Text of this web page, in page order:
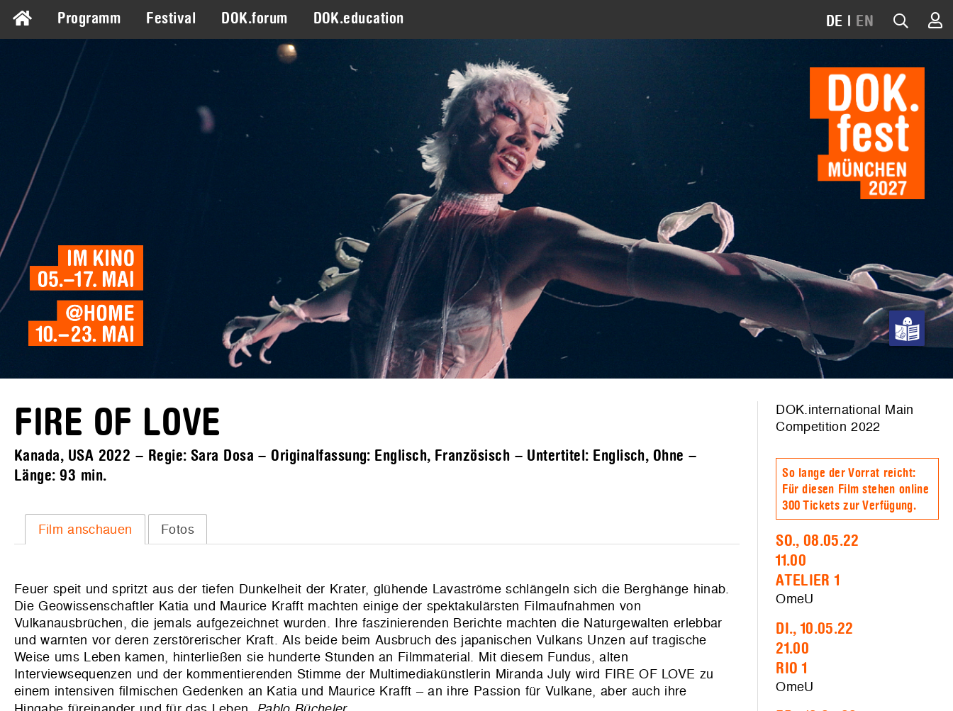
Programm Festival DOK.forum DOK.education DE | EN
FIRE OF LOVE
Kanada, USA 2022 – Regie: Sara Dosa – Originalfassung: Englisch, Französisch – Untertitel: Englisch, Ohne –
Länge:93 min.
Film anschauen Fotos
Feuer speit und spritzt aus der tiefen Dunkelheit der Krater, glühende Lavaströme schlängeln sich die Berghänge hinab.
Die Geowissenschaftler Katia und Maurice Krafft machten einige der spektakulärsten Filmaufnahmen von
Vulkanausbrüchen, die jemals aufgezeichnet wurden. Ihre faszinierenden Berichte machten die Naturgewalten erlebbar
und warnten vor deren zerstörerischer Kraft. Als beide beim Ausbruch des japanischen Vulkans Unzen auf tragische
Weise ums Leben kamen, hinterließen sie hunderte Stunden an Filmmaterial. Mit diesem Fundus, alten
Interviewsequenzen und der kommentierenden Stimme der Multimediakünstlerin Miranda July wird FIRE OF LOVE zu
einem intensiven filmischen Gedenken an Katia und Maurice Krafft – an ihre Passion für Vulkane, aber auch ihre
DOK.international Main
Competition 2022
So lange der Vorrat reicht:
Für diesen Film stehen online
300 Tickets zur Verfügung.
SO., 08.05.22
11.00
ATELIER 1
OmeU
DI., 10.05.22
21.00
RIO 1
OmeU